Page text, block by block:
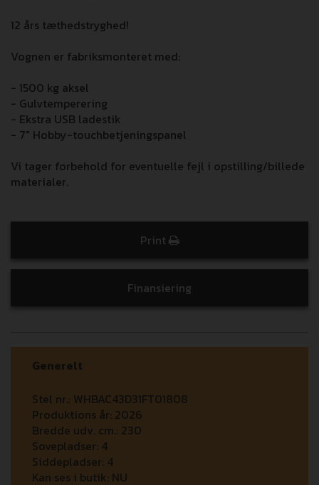
12 års tæthedstryghed!
Vognen er fabriksmonteret med:
- 1500 kg aksel
- Gulvtemperering
- Ekstra USB ladestik
- 7" Hobby-touchbetjeningspanel
Vi tager forbehold for eventuelle fejl i opstilling/billede
materialer.
Print
Finansiering
Generelt
Stel nr.: WHBAC43D31FT01808
Produktions år: 2026
Bredde udv. cm.: 230
Sovepladser: 4
Siddepladser: 4
Kan ses i butik: NU